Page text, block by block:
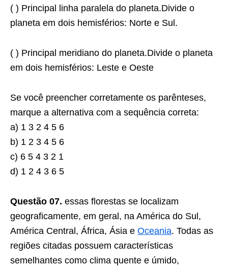
( ) Principal linha paralela do planeta.Divide o
planeta em dois hemisférios: Norte e Sul.
( ) Principal meridiano do planeta.Divide o planeta
em dois hemisférios: Leste e Oeste
Se você preencher corretamente os parênteses,
marque a alternativa com a sequência correta:
a) 1 3 2 4 5 6
b) 1 2 3 4 5 6
c) 6 5 4 3 2 1
d) 1 2 4 3 6 5
Questão 07. essas florestas se localizam
geograficamente, em geral, na América do Sul,
América Central, África, Ásia e Oceania. Todas as
regiões citadas possuem características
semelhantes como clima quente e úmido,